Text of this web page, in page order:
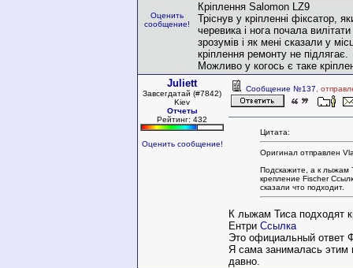
Оценить
сообщение!
Кріплення Salomon LZ9
Тріснув у кріпленні фіксатор,
черевика і нога почала
зрозумів і як мені сказали у
кріплення ремонту не підлягає.
Можливо у когось є таке
Juliett
Завсегдатай (#7842)
Kiev
Отчеты
Рейтинг: 432
Оценить сообщение!
Сообщение №137 ,
Цитата:
Оригинал отправлен
Подскажите, а к лыжам
крепление Fischer
сказали что подходит.
К лыжам Тиса подходят
Ентри Ссылка
Это официальный ответ
Я сама занималась этим
давно.